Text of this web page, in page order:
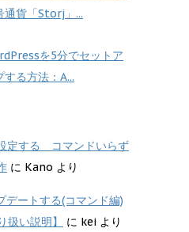
通貨「Storj」...
を5分でセットア
する方法：A...
定する コマンドいらず
に Kano より
ートする(コマンド編)
扱い説明】
に kei より